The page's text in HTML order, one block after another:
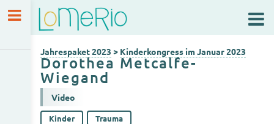
Jahrespaket 2023
Kinderkongress im Januar 2023
Jahrespaket 2023 > Kinderkongress im Januar 2023
Dorothea Metcalfe-
Wiegand
Video
Kinder Trauma